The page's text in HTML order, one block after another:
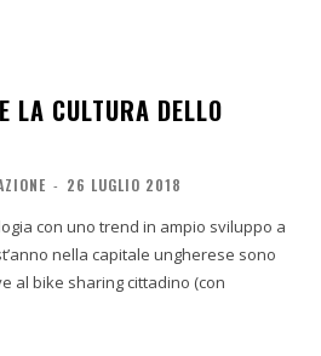
LA CULTURA DELLO
- 26 LUGLIO 2018
con uno trend in ampio sviluppo a
nella capitale ungherese sono
al bike sharing cittadino (con